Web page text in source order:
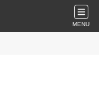
MENU